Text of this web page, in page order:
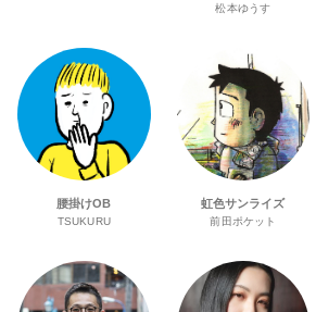
松本ゆうす
腰掛けOB
TSUKURU
虹色サンライズ
前田ポケット